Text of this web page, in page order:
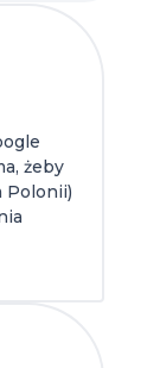
żeby
Polonii)